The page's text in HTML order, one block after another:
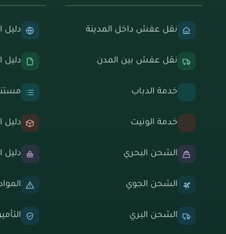
نقل عفش داخل المدينة
نقل عفش بين المدن
خدمة الدباب
خدمة الونيت
الشحن البحري
الشحن الجوي
الشحن البري
دليل
دليل
دليل
دليل